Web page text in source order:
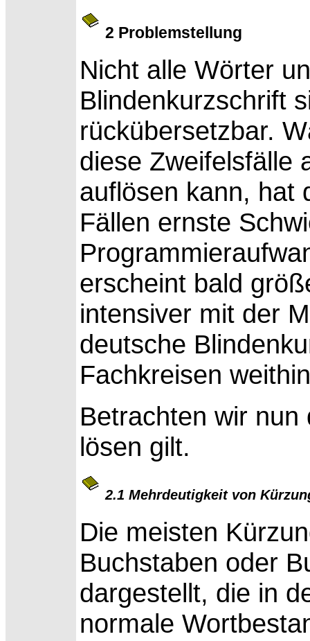
2 Problemstellung
Nicht alle Wörter
Blindenkurzschrift
rückübersetzbar.
diese Zweifelsfälle
auflösen kann, hat
Fällen ernste
erscheint bald
intensiver mit der
deutsche
Fachkreisen
Betrachten wir
lösen gilt.
2.1 Mehrdeutigkeit von
Die meisten
Buchstaben oder
dargestellt, die in
normale